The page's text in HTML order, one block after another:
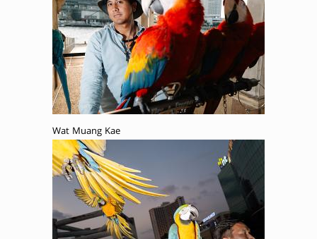
Wat Muang Kae